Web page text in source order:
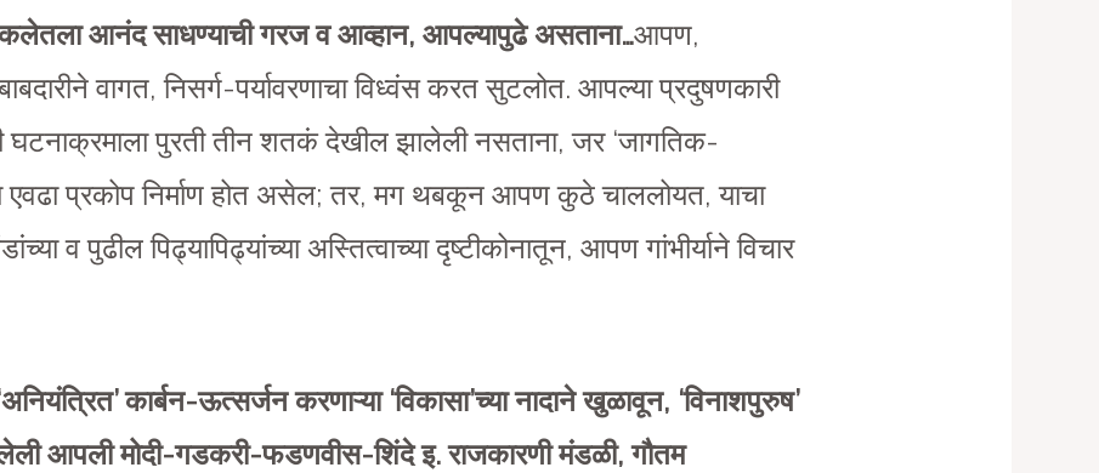
आनंद साधण्याची गरज व आव्हान, आपल्यापुढे असताना…आपण,
वागत, निसर्ग-पर्यावरणाचा विध्वंस करत सुटलोत. आपल्या प्रदुषणकारी
घटनाक्रमाला पुरती तीन शतकं देखील झालेली नसताना, जर ‘जागतिक-
एवढा प्रकोप निर्माण होत असेल; तर, मग थबकून आपण कुठे चाललोयत, याचा
व पुढील पिढ्यापिढ्यांच्या अस्तित्वाच्या दृष्टीकोनातून, आपण गांभीर्याने विचार
कार्बन-ऊत्सर्जन करणाऱ्या ‘विकासा’च्या नादाने खुळावून, ‘विनाशपुरुष’
आपली मोदी-गडकरी-फडणवीस-शिंदे इ. राजकारणी मंडळी, गौतम